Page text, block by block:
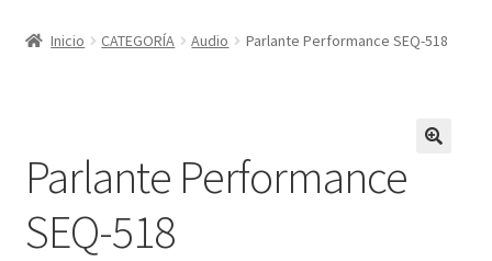
el
menú
Inicio CATEGORÍA Audio Parlante Performance SEQ-518
Parlante Performance
SEQ-518